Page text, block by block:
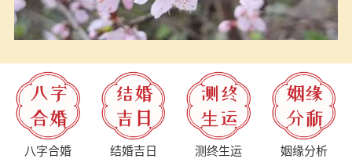
八字合婚 结婚吉日 测终生运 姻缘分析